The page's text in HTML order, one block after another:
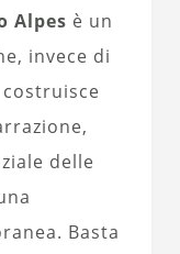
Alpes è un
invece di
delle
Basta